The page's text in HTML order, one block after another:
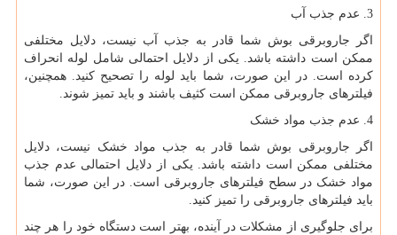
3. عدم جذب آب
اگر جاروبرقی بوش شما قادر به جذب آب نیست، دلایل مختلفی
ممکن است داشته باشد. یکی از دلایل احتمالی شامل لوله انحراف
کرده است. در این صورت، شما باید لوله را تصحیح کنید. همچنین،
فیلترهای جاروبرقی ممکن است کثیف باشند و باید تمیز شوند.
4. عدم جذب مواد خشک
اگر جاروبرقی بوش شما قادر به جذب مواد خشک نیست، دلایل
مختلفی ممکن است داشته باشد. یکی از دلایل احتمالی عدم جذب
مواد خشک در سطح فیلترهای جاروبرقی است. در این صورت، شما
باید فیلترهای جاروبرقی را تمیز کنید.
برای جلوگیری از مشکلات در آینده، بهتر است دستگاه خود را هر چند